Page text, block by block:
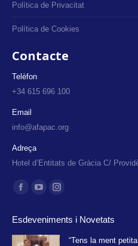
Política de Privacitat
Política de Cookies
Contacte
Telèfon
+34 615 696 100
Email
info@afapac.org
Adreça
Hotel d’Entitats de Gràcia C/
Find us on:
Facebook
opens
in
YouTube
opens
in
Instagram
opens
in
Esdeveniments i Novetats
“Tens la ment